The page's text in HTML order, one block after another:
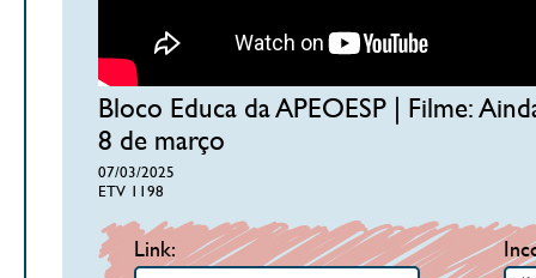
Bloco Educa da APEOESP | Filme:
8 de março
07/03/2025
ETV 1198
Link: